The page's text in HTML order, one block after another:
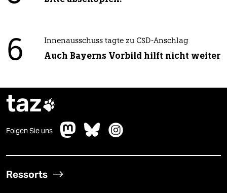
6 Innenausschuss tagte zu CSD-Anschlag
Auch Bayerns Vorbild hilft nicht weiter
taz
Folgen Sie uns
Ressorts